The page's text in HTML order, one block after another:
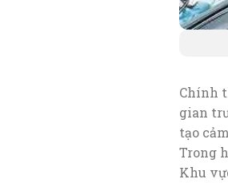
Chính
gian
tạo
Trong
Khu